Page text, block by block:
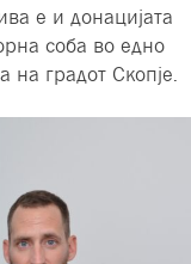
е и донацијата
соба во едно
на градот Скопје.